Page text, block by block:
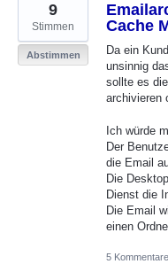
Cache
Da ein
unsinnig
sollte es
archivieren
Ich würde
Der
die Email
Die
Dienst die
Die Email
einen
9
Stimmen
Abstimmen
5 Kommentare